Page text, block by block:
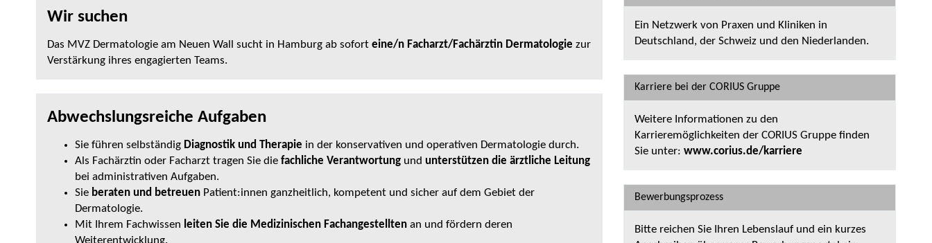
Wir suchen
Das MVZ Dermatologie am Neuen Wall sucht in Hamburg ab sofort eine/n Facharzt/Fachärztin Dermatologie zur
Verstärkung ihres engagierten Teams.
Abwechslungsreiche Aufgaben
Sie führen selbständig Diagnostik und Therapie in der konservativen und operativen Dermatologie durch.
Als Fachärztin oder Facharzt tragen Sie die fachliche Verantwortung und unterstützen die ärztliche Leitung
bei administrativen Aufgaben.
Sie beraten und betreuen Patient:innen ganzheitlich, kompetent und sicher auf dem Gebiet der
Dermatologie.
Mit Ihrem Fachwissen leiten Sie die Medizinischen Fachangestellten an und fördern deren
Ein Netzwerk von Praxen und Kliniken in
Deutschland, der Schweiz und den Niederlanden.
Karriere bei der CORIUS Gruppe
Weitere Informationen zu den
Karrieremöglichkeiten der CORIUS Gruppe finden
Sie unter: www.corius.de/karriere
Bewerbungsprozess
Bitte reichen Sie Ihren Lebenslauf und ein kurzes